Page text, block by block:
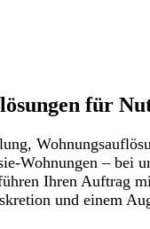
für
Wohnungen – bei
Ihren Auftrag
und einem